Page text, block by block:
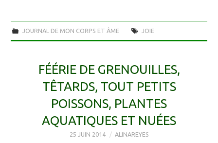
JOURNAL DE MON CORPS ET ÂME JOIE
FÉÉRIE DE GRENOUILLES,
TÊTARDS, TOUT PETITS
POISSONS, PLANTES
AQUATIQUES ET NUÉES
25 JUIN 2014 ALINAREYES